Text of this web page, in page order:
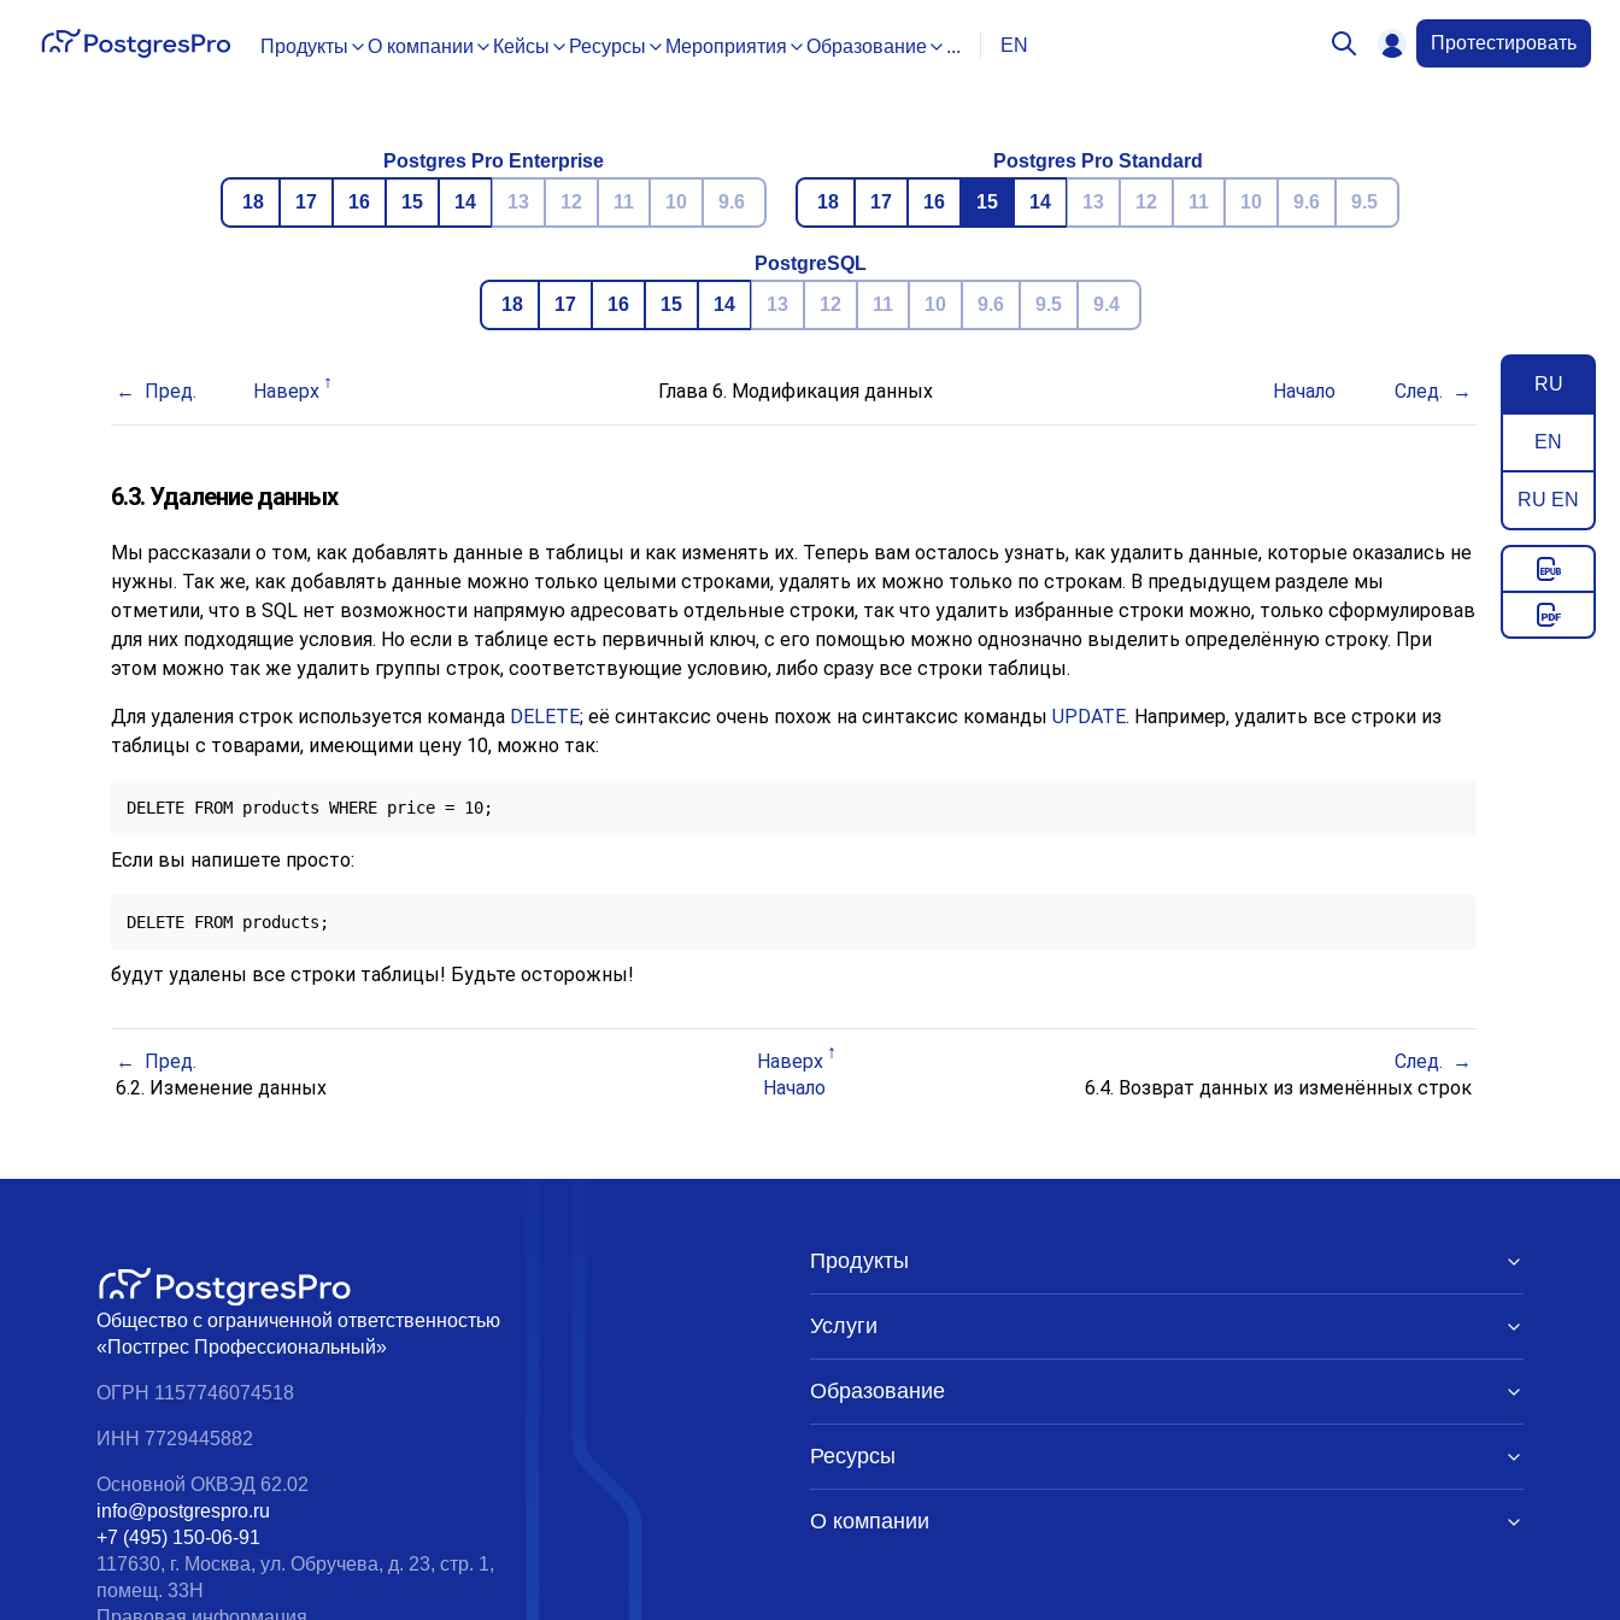
Продукты О компании Кейсы Ресурсы Мероприятия Образование ... EN Протестировать
Postgres Pro Enterprise
18
17 16 15 14 13 12 11 10 9.6
Postgres Pro Standard
18
17 16 15 14 13 12 11 10 9.6 9.5
PostgreSQL
18
17 16 15 14 13 12 11 10 9.6 9.5 9.4
RU
EN
RU EN
Пред. Наверх Глава 6. Модификация данных Начало След.
6.3. Удаление данных
Мы рассказали о том, как добавлять данные в таблицы и как изменять их. Теперь вам осталось узнать, как удалить данные, которые оказались не
нужны. Так же, как добавлять данные можно только целыми строками, удалять их можно только по строкам. В предыдущем разделе мы
отметили, что в SQL нет возможности напрямую адресовать отдельные строки, так что удалить избранные строки можно, только сформулировав
для них подходящие условия. Но если в таблице есть первичный ключ, с его помощью можно однозначно выделить определённую строку. При
этом можно так же удалить группы строк, соответствующие условию, либо сразу все строки таблицы.
Для удаления строк используется команда DELETE; её синтаксис очень похож на синтаксис команды UPDATE. Например, удалить все строки из
таблицы с товарами, имеющими цену 10, можно так:
DELETE FROM products WHERE price = 10;
Если вы напишете просто:
DELETE FROM products;
будут удалены все строки таблицы! Будьте осторожны!
Пред. Наверх
След.
6.2. Изменение данных
Начало 6.4. Возврат данных из изменённых строк
Общество с ограниченной ответственностью
«Постгрес Профессиональный»
ОГРН 1157746074518
ИНН 7729445882
Основной ОКВЭД 62.02
info@postgrespro.ru
+7 (495) 150-06-91
117630, г. Москва, ул. Обручева, д. 23, стр. 1,
помещ. 33Н
Продукты
Услуги
Образование
Ресурсы
О компании